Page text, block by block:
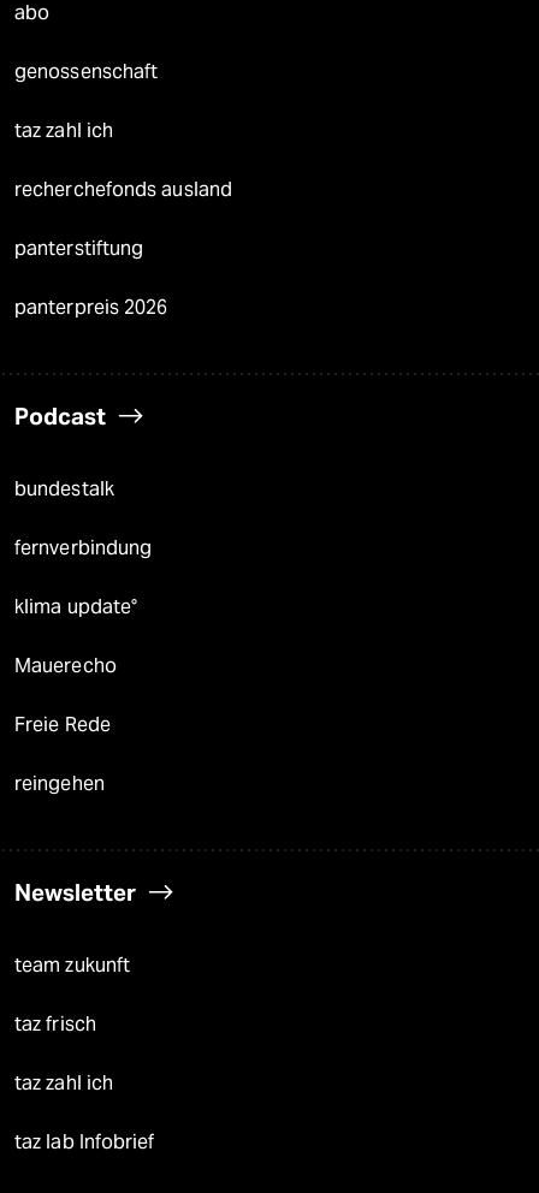
abo
genossenschaft
taz zahl ich
recherchefonds ausland
panterstiftung
panterpreis 2026
Podcast
bundestalk
fernverbindung
klima update°
Mauerecho
Freie Rede
reingehen
Newsletter
team zukunft
taz frisch
taz zahl ich
taz lab Infobrief